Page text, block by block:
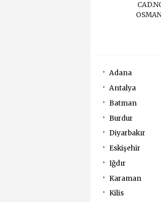
Adana
Antalya
Batman
Burdur
Diyarbakır
Eskişehir
Iğdır
Karaman
Kilis